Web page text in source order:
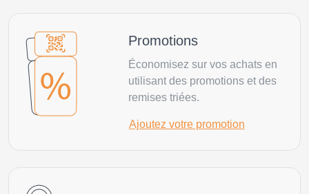
Promotions
Économisez sur vos achats en
utilisant des promotions et des
remises triées.
Ajoutez votre promotion